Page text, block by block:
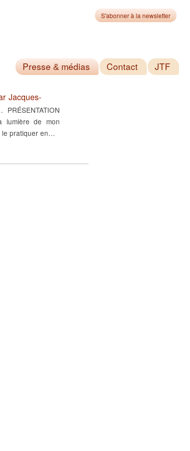
S'abonner à la newsletter
JTF
Contact
Presse&médias
Jacques-
lumière de mon
le pratiquer en…